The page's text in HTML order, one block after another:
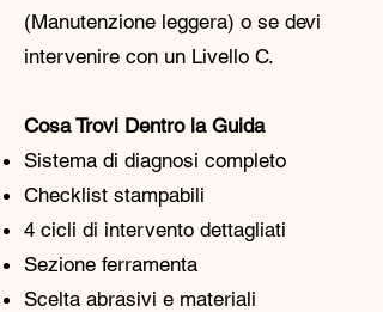
(Manutenzione leggera) o se devi
intervenire con un Livello C.
Cosa Trovi Dentro la Guida
Sistema di diagnosi completo
Checklist stampabili
4 cicli di intervento dettagliati
Sezione ferramenta
Scelta abrasivi e materiali